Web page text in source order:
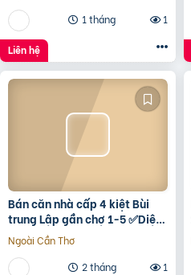
1 tháng
1
Liên hệ
Bán căn nhà cấp 4 kiệt Bùi
trung Lập gần chợ 1-5 ✅Diện
tích 5*22 ✅Hướng Tây Bắc
✅Đường oto thông
Ngoài Cần Thơ
2 tháng
1